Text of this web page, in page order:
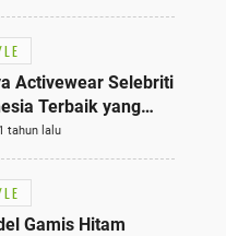
Sederhana
Activewear Selebriti
Terbaik yang
Inspirasi
tahun lalu
Gamis Hitam